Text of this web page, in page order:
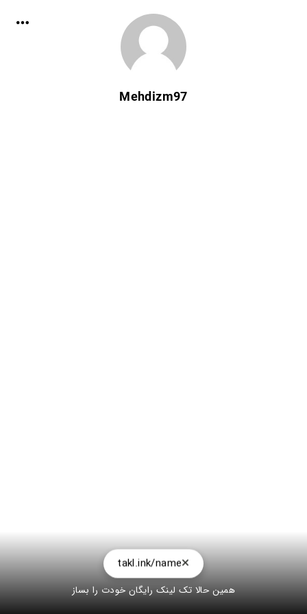
Mehdizm97
takl.ink/name
همین حالا تک لینک رایگان خودت را بساز